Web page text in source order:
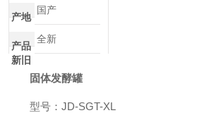
产地
国产
产品
新旧
全新
固体发酵罐
型号：JD-SGT-XL